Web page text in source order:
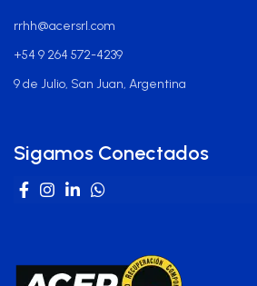
rrhh@acersrl.com
+54 9 264 572-4239
9 de Julio, San Juan, Argentina
Sigamos Conectados